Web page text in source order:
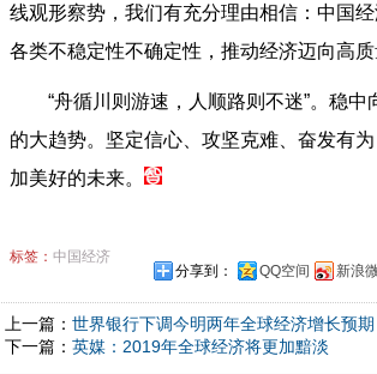
线观形察势，我们有充分理由相信：中国
各类不稳定性不确定性，推动经济迈向
“舟循川则游速，人顺路则不迷”。稳
的大趋势。坚定信心、攻坚克难、奋发有
加美好的未来。
标签： 中国经济
分享到：
QQ空间 新浪
上一篇： 世界银行下调今明两年全球经济增长预期
下一篇： 英媒：2019年全球经济将更加黯淡